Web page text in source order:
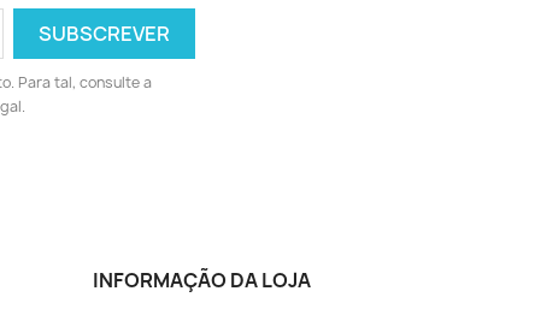
Para tal, consulte a
INFORMAÇÃO DA LOJA